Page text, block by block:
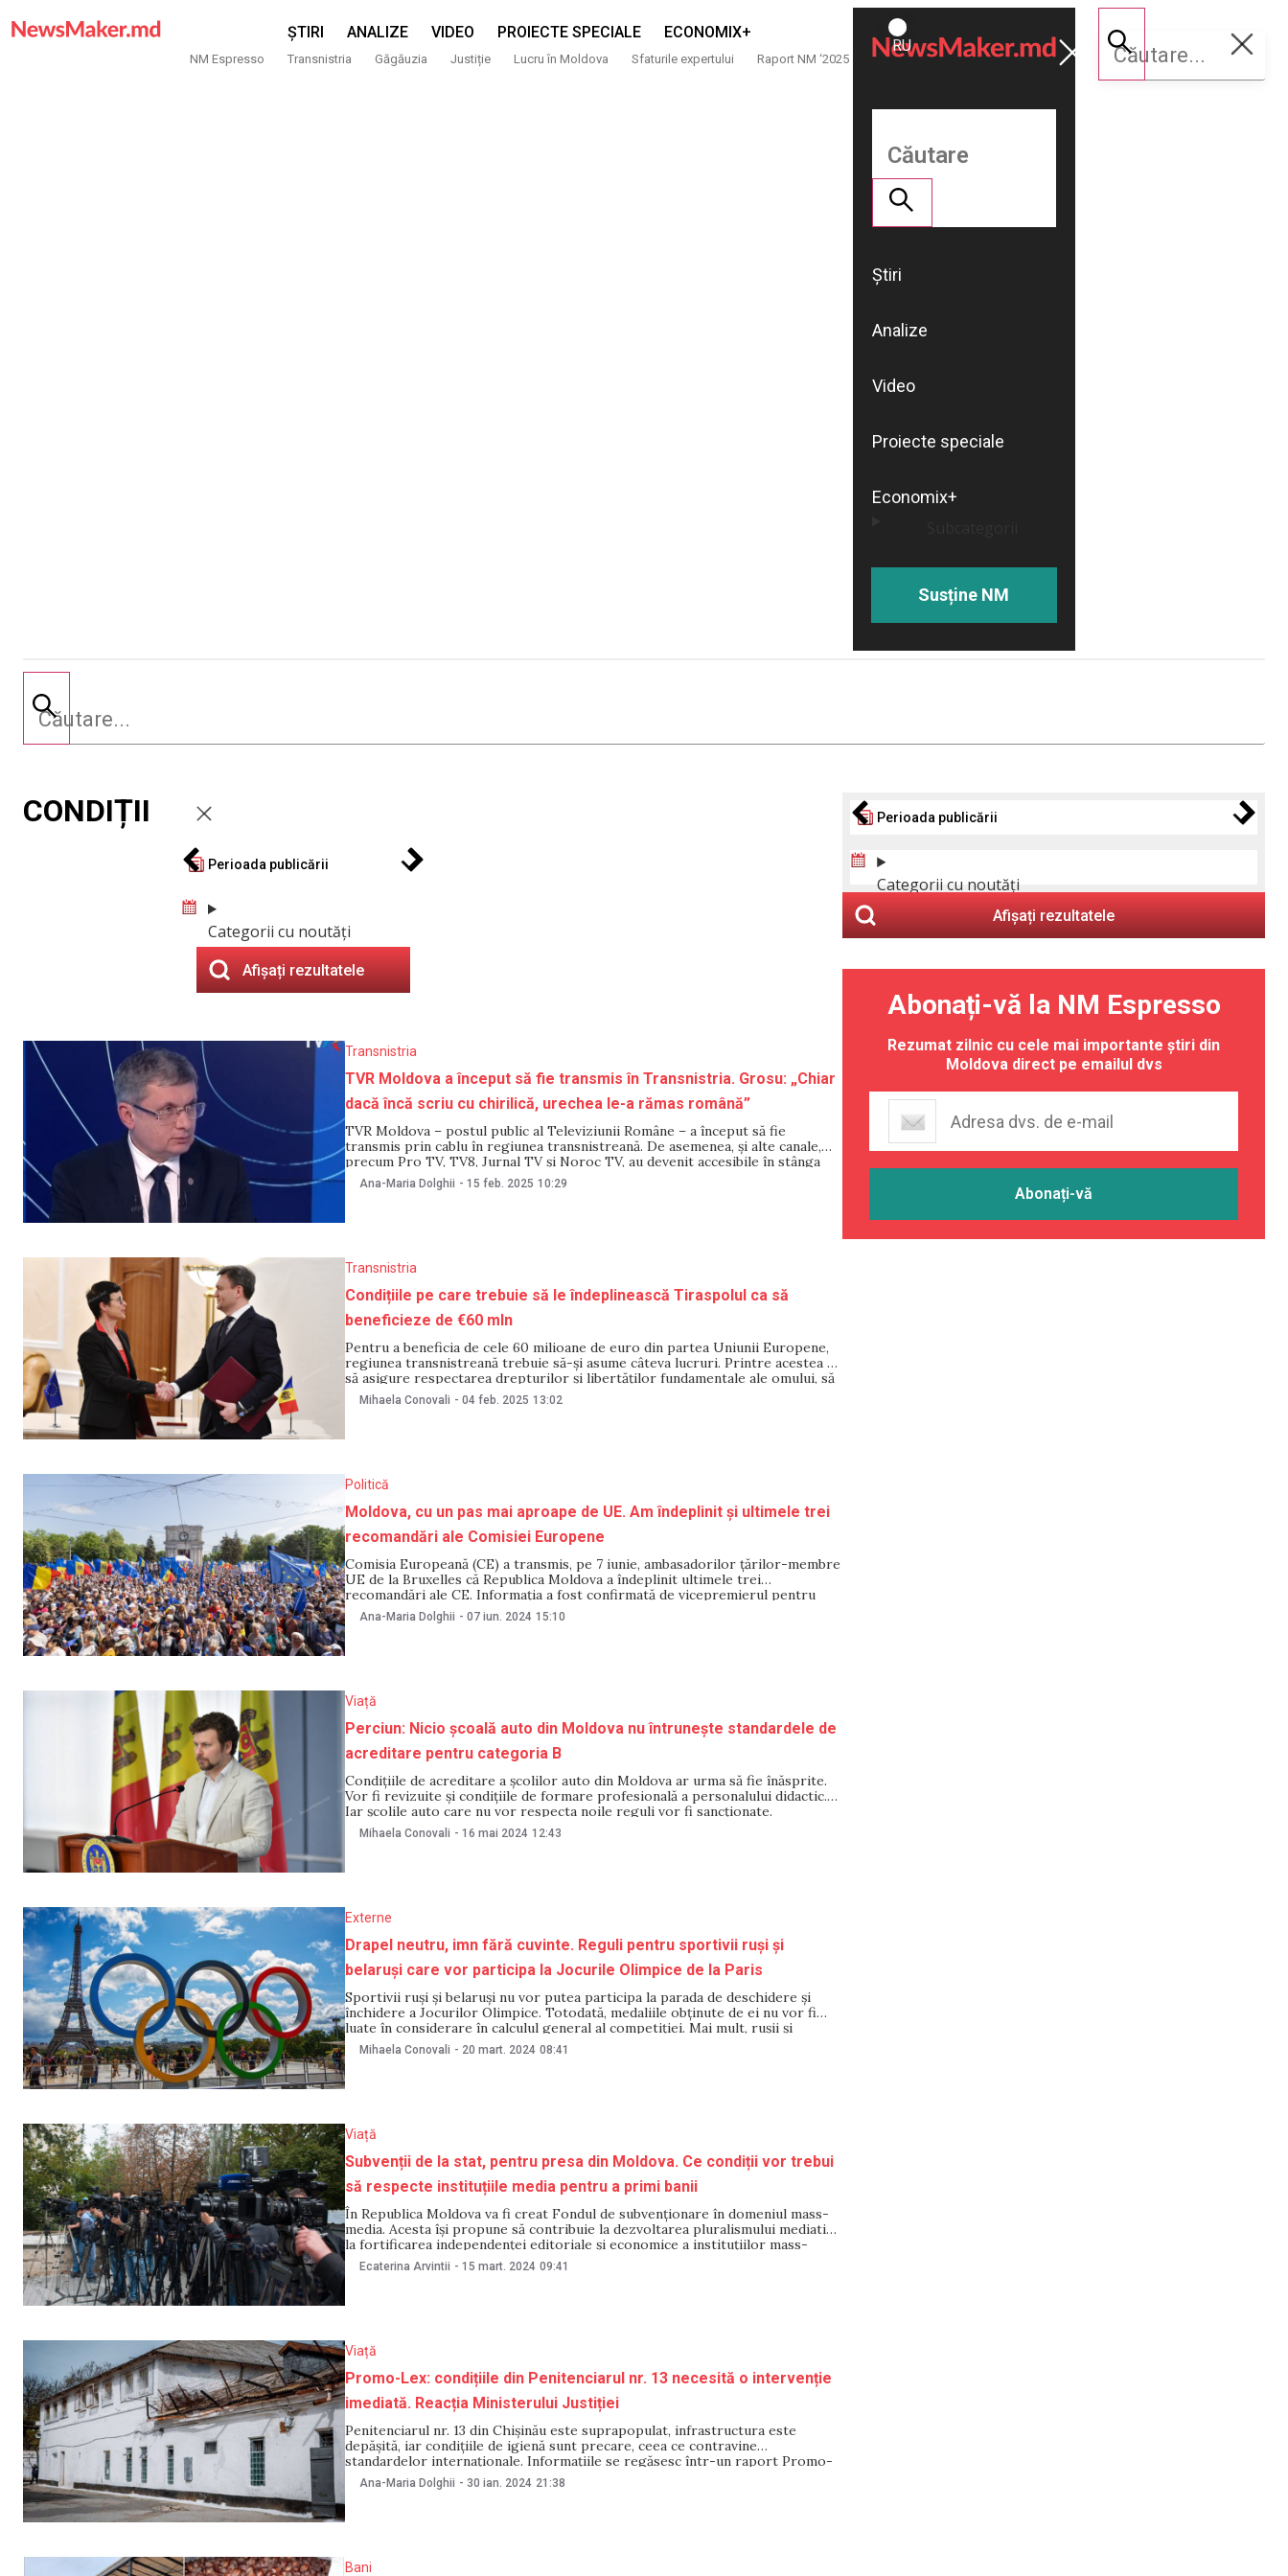
ȘTIRI ANALIZE VIDEO PROIECTE SPECIALE ECONOMIX+
NM Espresso Transnistria Găgăuzia Justiție Lucru în Moldova Sfaturile expertului Raport NM ‘2025
ROMÂNĂ
RU
Susține
NM
Știri
Analize
Video
Proiecte speciale
Economix+
Susține NM
CONDIȚII
Perioada publicării
Categorii cu noutăți
Afișați rezultatele
Transnistria
TVR Moldova a început să fie transmis în Transnistria. Grosu: „Chiar
dacă încă scriu cu chirilică, urechea le-a rămas română”
TVR Moldova – postul public al Televiziunii Române – a început să fie
transmis prin cablu în regiunea transnistreană. De asemenea, și alte canale,
precum Pro TV, TV8, Jurnal TV și Noroc TV, au devenit accesibile în stânga
Nistrului. Precizările au fost făcute de președintele Parlamentului, Igor
Grosu, în cadrul
Ana-Maria Dolghii - 15 feb. 2025 10:29
Transnistria
Condițiile pe care trebuie să le îndeplinească Tiraspolul ca să
beneficieze de €60 mln
Pentru a beneficia de cele 60 milioane de euro din partea Uniunii Europene,
regiunea transnistreană trebuie să-și asume câteva lucruri. Printre acestea –
să asigure respectarea drepturilor și libertăților fundamentale ale omului, să
elaboreze un plan acceptat de Guvernul Republicii Moldova prin care vor fi
actualizate tarifele la energie la
Mihaela Conovali - 04 feb. 2025 13:02
Politică
Moldova, cu un pas mai aproape de UE. Am îndeplinit și ultimele trei
recomandări ale Comisiei Europene
Comisia Europeană (CE) a transmis, pe 7 iunie, ambasadorilor țărilor-membre
UE de la Bruxelles că Republica Moldova a îndeplinit ultimele trei
recomandări ale CE. Informația a fost confirmată de vicepremierul pentru
Integrare Europeană, Cristina Gherasimov, care a precizat că următorul pas
este adoptarea cadrului de negocieri. „Astăzi, în raportul Comisiei
Ana-Maria Dolghii - 07 iun. 2024 15:10
Viață
Perciun: Nicio școală auto din Moldova nu întrunește standardele de
acreditare pentru categoria B
Condițiile de acreditare a școlilor auto din Moldova ar urma să fie înăsprite.
Vor fi revizuite și condițiile de formare profesională a personalului didactic.
Iar școlile auto care nu vor respecta noile reguli vor fi sancționate.
Precizările au fost făcute de Ministerul Educației, după ce a constatat că rata
deMihaela Conovali - 16 mai 2024 12:43
Externe
Drapel neutru, imn fără cuvinte. Reguli pentru sportivii ruși și
belaruși care vor participa la Jocurile Olimpice de la Paris
Sportivii ruși și belaruși nu vor putea participa la parada de deschidere și
închidere a Jocurilor Olimpice. Totodată, medaliile obținute de ei nu vor fi
luate în considerare în calculul general al competiției. Mai mult, rușii și
belarușii vor avea un drapel și un imn neutru. Comitetul Internațional Olimpic
Mihaela Conovali - 20 mart. 2024 08:41
Viață
Subvenții de la stat, pentru presa din Moldova. Ce condiții vor trebui
să respecte instituțiile media pentru a primi banii
În Republica Moldova va fi creat Fondul de subvenționare în domeniul mass-
media. Acesta își propune să contribuie la dezvoltarea pluralismului mediatic,
la fortificarea independenței editoriale și economice a instituțiilor mass-
media și să încurajeze abordarea subiectelor și problemelor din domeniile de
interes social, precum și realizarea investigațiilor jurnalistice în problemele
Ecaterina Arvintii - 15 mart. 2024 09:41
Viață
Promo-Lex: condițiile din Penitenciarul nr. 13 necesită o intervenție
imediată. Reacția Ministerului Justiției
Penitenciarul nr. 13 din Chișinău este suprapopulat, infrastructura este
depășită, iar condițiile de igienă sunt precare, ceea ce contravine
standardelor internaționale. Informațiile se regăsesc într-un raport Promo-
Lex întocmit în urma efectuării unei evaluări autorizate de Ministerul Justiției
în penitenciarul în cauză. Raportul Promo-Lex subliniază că autoritățile
Ana-Maria Dolghii - 30 ian. 2024 21:38
Bani
Perioada publicării
Categorii cu noutăți
Afișați rezultatele
Abonați-vă la NM Espresso
Rezumat zilnic cu cele mai importante știri din
Moldova direct pe emailul dvs